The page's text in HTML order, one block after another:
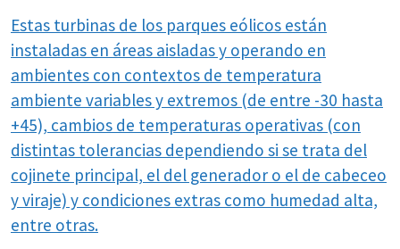
Estas turbinas de los parques eólicos están
instaladas en áreas aisladas y operando en
ambientes con contextos de temperatura
ambiente variables y extremos (de entre -30 hasta
+45), cambios de temperaturas operativas (con
distintas tolerancias dependiendo si se trata del
cojinete principal, el del generador o el de cabeceo
y viraje) y condiciones extras como humedad alta,
entre otras.